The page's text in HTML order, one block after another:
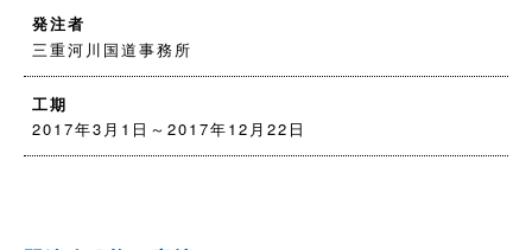
発注者
三重河川国道事務所
工期
2017年3月1日～2017年12月22日